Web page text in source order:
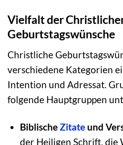
Vielfalt der
Geburtstagswünsche
Christliche
verschiedene Kategorien
Intention und Adressat.
folgende Hauptgruppen
BiblischeZitateund
der Heiligen Schrift, die